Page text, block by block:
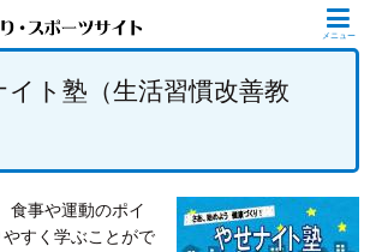
メニュー
イト塾（生活習慣改善教
食事や運動のポイ
すく学ぶことがで